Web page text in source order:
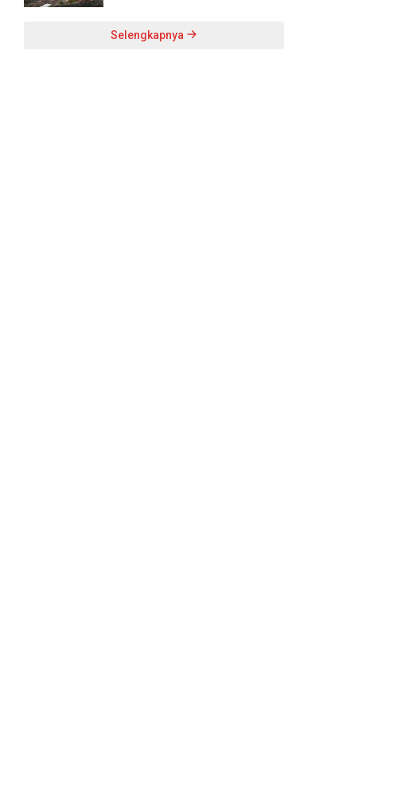
Selengkapnya